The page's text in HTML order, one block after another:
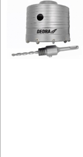
Do
opalarek
Do